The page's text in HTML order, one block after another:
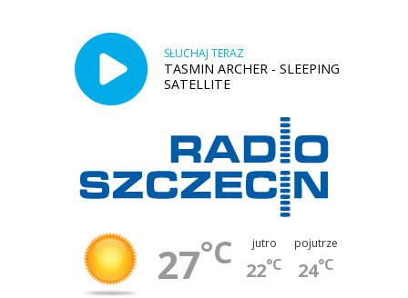
SŁUCHAJ TERAZ
TASMIN ARCHER - SLEEPING
SATELLITE
27°C jutro
22°C
pojutrze
24°C